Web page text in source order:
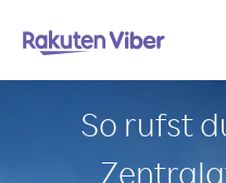
So rufst